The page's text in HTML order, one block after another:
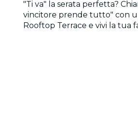
"Ti va" la serata perfetta?
vincitore prende tutto" con
Rooftop Terrace e vivi la tua